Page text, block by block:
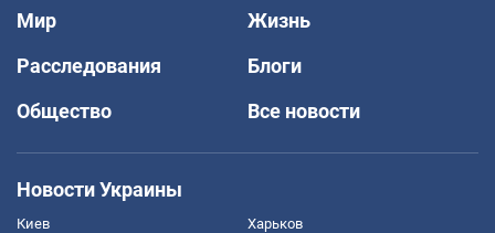
Мир
Жизнь
Расследования
Блоги
Общество
Все новости
Новости Украины
Киев Харьков